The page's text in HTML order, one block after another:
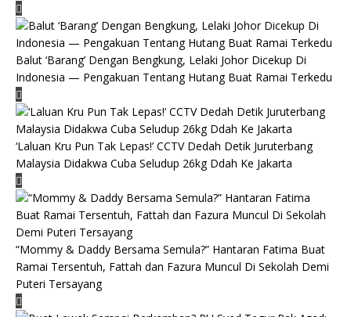
Balut ‘Barang’ Dengan Bengkung, Lelaki Johor Dicekup Di
Indonesia — Pengakuan Tentang Hutang Buat Ramai Terkedu
‘Laluan Kru Pun Tak Lepas!’ CCTV Dedah Detik Juruterbang
Malaysia Didakwa Cuba Seludup 26kg Ddah Ke Jakarta
“Mommy & Daddy Bersama Semula?” Hantaran Fatima Buat
Ramai Tersentuh, Fattah dan Fazura Muncul Di Sekolah Demi
Puteri Tersayang